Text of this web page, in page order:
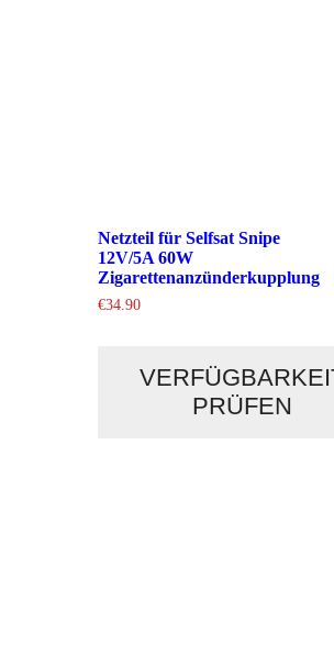
Netzteil für Selfsat Snipe
12V/5A 60W
Zigarettenanzünderkupplung
€34.90
PRÜFEN